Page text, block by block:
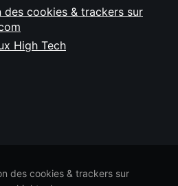
cookies & trackers sur
High Tech
des cookies & trackers sur